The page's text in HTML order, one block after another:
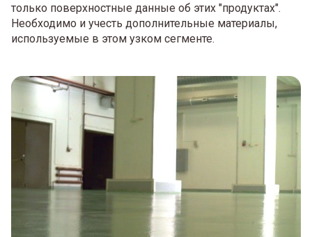
только поверхностные данные об этих "продуктах".
Необходимо и учесть дополнительные материалы,
используемые в этом узком сегменте.